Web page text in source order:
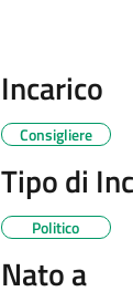
Incarico
Consigliere
Tipo di
Politico
Nato a